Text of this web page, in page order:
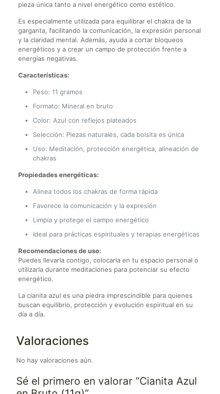
pieza única tanto a nivel energético como estético.
Es especialmente utilizada para equilibrar el chakra de la
garganta, facilitando la comunicación, la expresión personal
y la claridad mental. Además, ayuda a cortar bloqueos
energéticos y a crear un campo de protección frente a
energías negativas.
Características:
Peso: 11 gramos
Formato: Mineral en bruto
Color: Azul con reflejos plateados
Selección: Piezas naturales, cada bolsita es única
Uso: Meditación, protección energética, alineación de
chakras
Propiedades energéticas:
Alinea todos los chakras de forma rápida
Favorece la comunicación y la expresión
Limpia y protege el campo energético
Ideal para prácticas espirituales y terapias energéticas
Recomendaciones de uso:
Puedes llevarla contigo, colocarla en tu espacio personal o
utilizarla durante meditaciones para potenciar su efecto
energético.
La cianita azul es una piedra imprescindible para quienes
buscan equilibrio, protección y evolución espiritual en su
día a día.
Valoraciones
No hay valoraciones aún.
Sé el primero en valorar “Cianita Azul